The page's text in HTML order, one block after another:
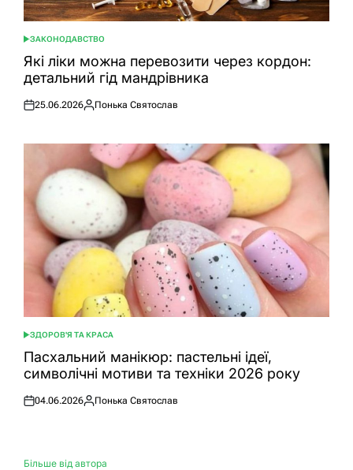
ОПУБЛІКУВАТИ
У
ЗАКОНОДАВСТВО
Які ліки можна перевозити через кордон:
детальний гід мандрівника
Оприлюднено
25.06.2026
Опубліковано
Понька Святослав
ОПУБЛІКУВАТИ
У
ЗДОРОВ'Я ТА КРАСА
Пасхальний манікюр: пастельні ідеї,
символічні мотиви та техніки 2026 року
Оприлюднено
04.06.2026
Опубліковано
Понька Святослав
Більше від автора